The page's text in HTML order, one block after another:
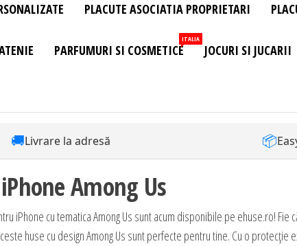
PLACUTE ASOCIATIA PROPRIETARI
PARFUMURI SI COSMETICE
ITALIA
JOCURI SI JUCARII
🚚Livrare la adresă 📦
Among Us
iPhone cu tematica Among Us sunt acum disponibile pe ehuse.ro! Fie
huse cu design Among Us sunt perfecte pentru tine. Cu o protecție